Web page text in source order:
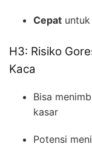
Cepat
H3: Risiko
Kaca
Bisa
kasar
Potensi